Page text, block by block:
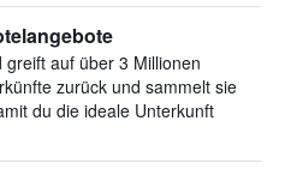
greift auf über 3 Millionen
zurück und sammelt sie
du die ideale Unterkunft